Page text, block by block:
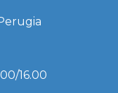
16.00